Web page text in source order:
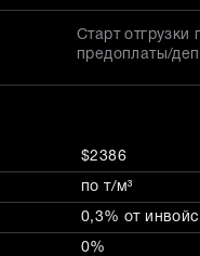
Старт отгрузки
предоплаты/
$2386
по т/м³
0,3% от
0%